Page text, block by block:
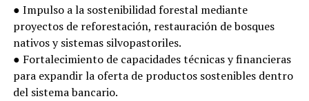
● Impulso a la sostenibilidad forestal mediante
proyectos de reforestación, restauración de bosques
nativos y sistemas silvopastoriles.
● Fortalecimiento de capacidades técnicas y financieras
para expandir la oferta de productos sostenibles dentro
del sistema bancario.